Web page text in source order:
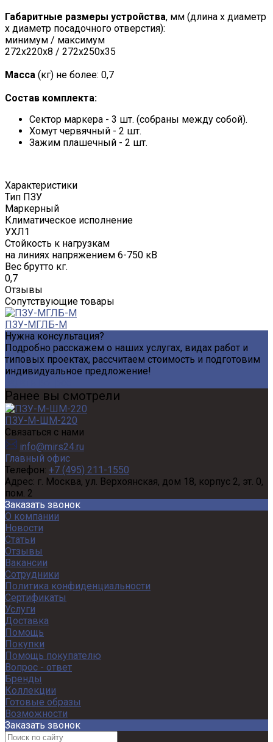
Габаритные размеры устройства, мм (длина х диаметр
х диаметр посадочного отверстия):
минимум / максимум
272х220х8 / 272х250х35
Масса (кг) не более: 0,7
Состав комплекта:
Сектор маркера - 3 шт. (собраны между собой).
Хомут червячный - 2 шт.
Зажим плашечный - 2 шт.
Характеристики
Тип ПЗУ
Маркерный
Климатическое исполнение
УХЛ1
Стойкость к нагрузкам
на линиях напряжением 6-750 кВ
Вес брутто кг.
0,7
Отзывы
Сопутствующие товары
ПЗУ-МГЛБ-М
Нужна консультация?
Подробно расскажем о наших услугах, видах работ и
типовых проектах, рассчитаем стоимость и подготовим
индивидуальное предложение!
Ранее вы смотрели
ПЗУ-М-ШМ-220
Связаться с нами
info@mirs24.ru
Главный офис
Телефон: +7 (495) 211-1550
Адрес: г. Москва, ул. Верхоянская, дом 18, корпус 2, эт. 0,
пом. 2
Заказать звонок
О компании
Новости
Статьи
Отзывы
Вакансии
Сотрудники
Политика конфиденциальности
Сертификаты
Услуги
Доставка
Помощь
Покупки
Помощь покупателю
Вопрос - ответ
Бренды
Коллекции
Готовые образы
Возможности
Заказать звонок